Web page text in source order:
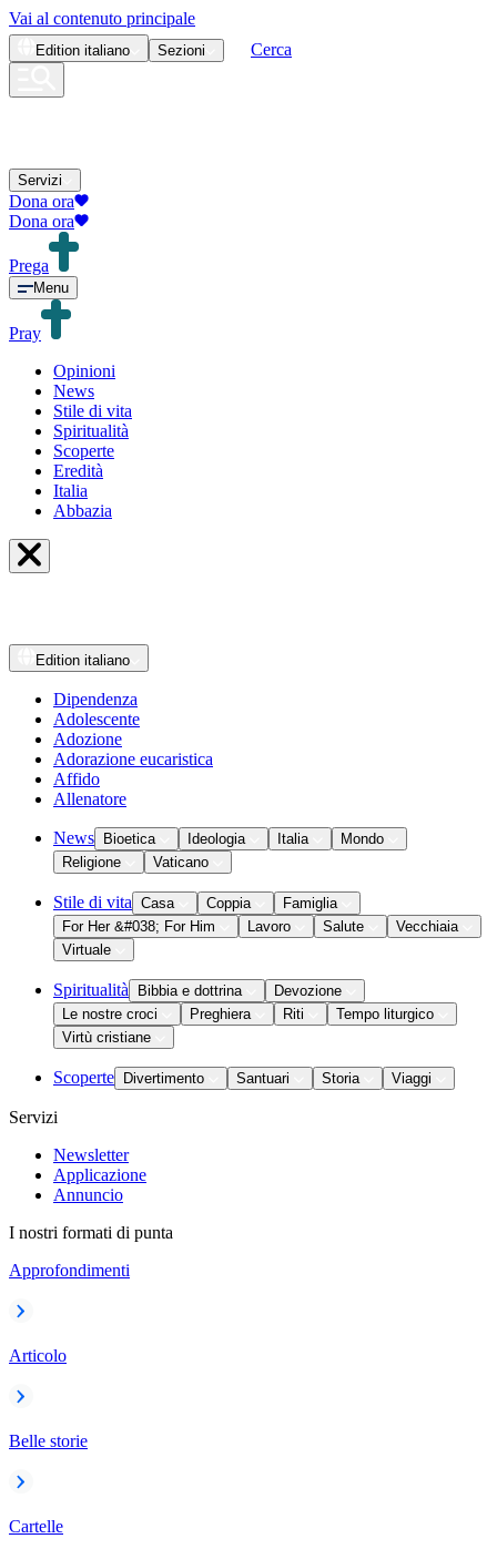
Vai al contenuto principale
Edition italiano Sezioni Cerca
Servizi
Dona ora
Dona ora
Prega
Menu
Pray
Opinioni
News
Stile di vita
Spiritualità
Scoperte
Eredità
Italia
Abbazia
Edition italiano
Dipendenza
Adolescente
Adozione
Adorazione eucaristica
Affido
Allenatore
News Bioetica Ideologia Italia
Mondo
Religione
Vaticano
Stile di vita Casa Coppia
Famiglia
For Her &#038; For Him
Lavoro Salute
Vecchiaia
Virtuale
Spiritualità Bibbia e dottrina
Devozione
Le nostre croci
Preghiera Riti
Tempo liturgico
Virtù cristiane
Scoperte Divertimento Santuari Storia Viaggi
Servizi
Newsletter
Applicazione
Annuncio
I nostri formati di punta
Approfondimenti
Articolo
Belle storie
Cartelle